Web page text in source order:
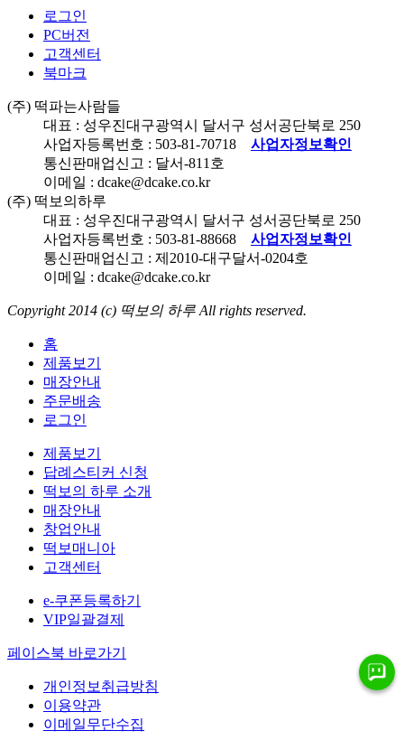
로그인
PC버전
고객센터
북마크
(주) 떡파는사람들
대표 : 성우진대구광역시 달서구 성서공단북로 250
사업자등록번호 : 503-81-70718
사업자정보확인
통신판매업신고 : 달서-811호
이메일 : dcake@dcake.co.kr
(주) 떡보의하루
대표 : 성우진대구광역시 달서구 성서공단북로 250
사업자등록번호 : 503-81-88668
사업자정보확인
통신판매업신고 : 제 2010-대구달서-0204호
이메일 : dcake@dcake.co.kr
Copyright 2014 (c) 떡보의 하루All rights reserved.
홈
제품보기
매장안내
주문배송
로그인
제품보기
답례스티커 신청
떡보의 하루 소개
매장안내
창업안내
떡보매니아
고객센터
e-쿠폰등록하기
VIP일괄결제
페이스북 바로가기
개인정보취급방침
이용약관
이메일무단수집